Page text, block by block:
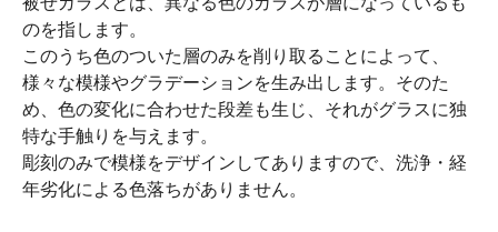
のを指します。
このうち色のついた層のみを削り取ることによって、
様々な模様やグラデーションを生み出します。そのた
め、色の変化に合わせた段差も生じ、それがグラスに独
特な手触りを与えます。
彫刻のみで模様をデザインしてありますので、洗浄・経
年劣化による色落ちがありません。